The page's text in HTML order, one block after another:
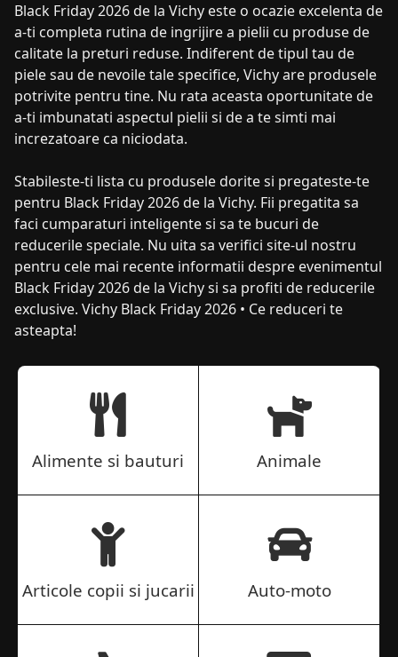
Black Friday 2026 de la Vichy este o ocazie excelenta de
a-ti completa rutina de ingrijire a pielii cu produse de
calitate la preturi reduse. Indiferent de tipul tau de
piele sau de nevoile tale specifice, Vichy are produsele
potrivite pentru tine. Nu rata aceasta oportunitate de
a-ti imbunatati aspectul pielii si de a te simti mai
increzatoare ca niciodata.
Stabileste-ti lista cu produsele dorite si pregateste-te
pentru Black Friday 2026 de la Vichy. Fii pregatita sa
faci cumparaturi inteligente si sa te bucuri de
reducerile speciale. Nu uita sa verifici site-ul nostru
pentru cele mai recente informatii despre evenimentul
Black Friday 2026 de la Vichy si sa profiti de reducerile
exclusive. Vichy Black Friday 2026 • Ce reduceri te
asteapta!
Alimente si bauturi Animale
Articole copii si jucarii Auto-moto